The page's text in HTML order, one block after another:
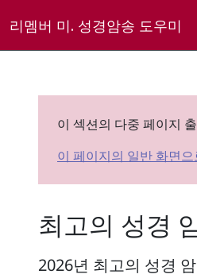
리멤버 미. 성경암송 도우미
이 섹션의 다중 페이지
이 페이지의 일반 화면
최고의 성경
2026년 최고의 성경